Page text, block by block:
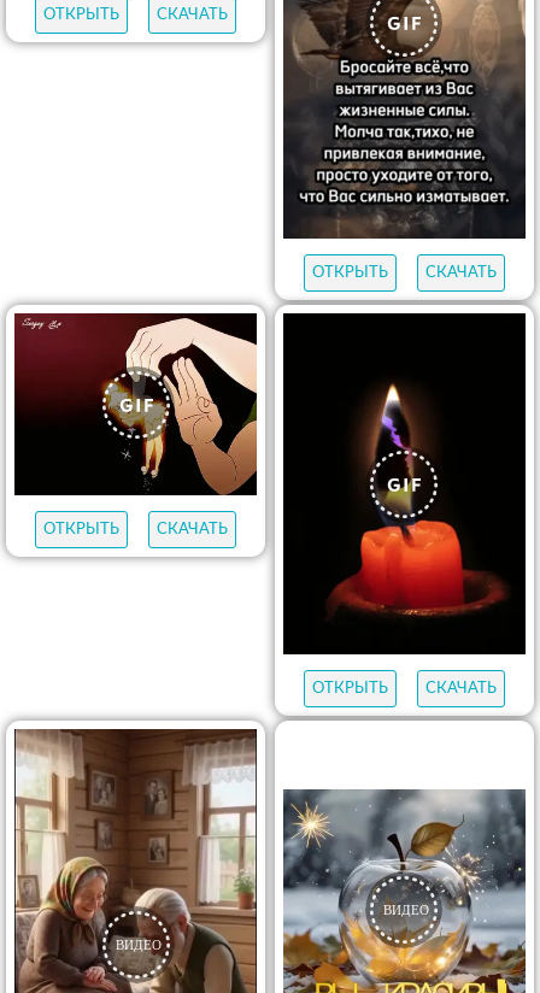
ОТКРЫТЬ СКАЧАТЬ
ОТКРЫТЬ СКАЧАТЬ
ОТКРЫТЬ СКАЧАТЬ
ОТКРЫТЬ СКАЧАТЬ